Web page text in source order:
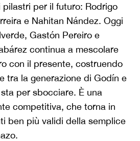
per il futuro: Rodrigo
e Nahitan Nández. Oggi
Gastón Pereiro e
árez continua a mescolare
con il presente, costruendo
tra la generazione di Godín e
per sbocciare. È una
competitiva, che torna in
ben più validi della semplice